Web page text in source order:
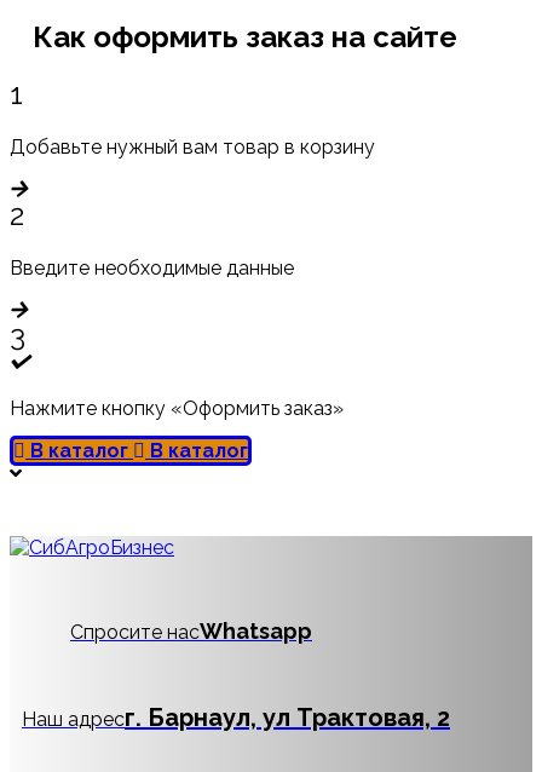
Как оформить заказ на сайте
1
Добавьте нужный вам товар в корзину
2
Введите необходимые данные
3
Нажмите кнопку «Оформить заказ»
В каталог
В каталог
Спросите насWhatsapp
Наш адресг. Барнаул, ул Трактовая, 2